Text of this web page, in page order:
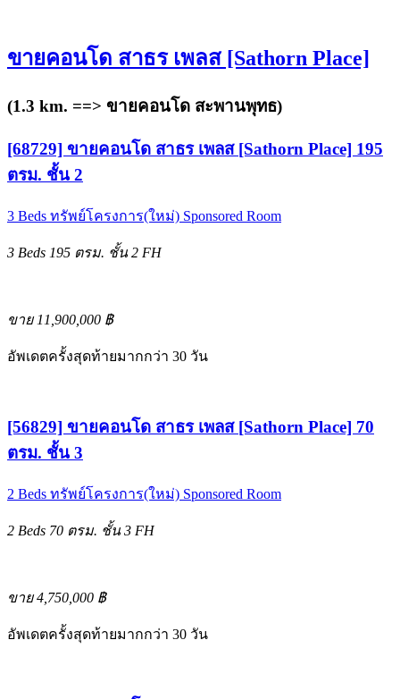
ขายคอนโด สาธร เพลส [Sathorn Place]
(1.3 km. ==> ขายคอนโด สะพานพุทธ)
[68729] ขายคอนโด สาธร เพลส [Sathorn Place] 195
ตรม. ชั้น 2
3 Beds ทรัพย์โครงการ(ใหม่) Sponsored Room
3 Beds 195 ตรม. ชั้น 2 FH
ขาย 11,900,000 ฿
อัพเดตครั้งสุดท้ายมากกว่า 30 วัน
[56829] ขายคอนโด สาธร เพลส [Sathorn Place] 70
ตรม. ชั้น 3
2 Beds ทรัพย์โครงการ(ใหม่) Sponsored Room
2 Beds 70 ตรม. ชั้น 3 FH
ขาย 4,750,000 ฿
อัพเดตครั้งสุดท้ายมากกว่า 30 วัน